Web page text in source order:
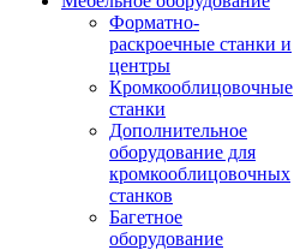
Форматно-
раскроечные станки и
центры
Кромкооблицовочные
станки
Дополнительное
оборудование для
кромкооблицовочных
станков
Багетное
оборудование